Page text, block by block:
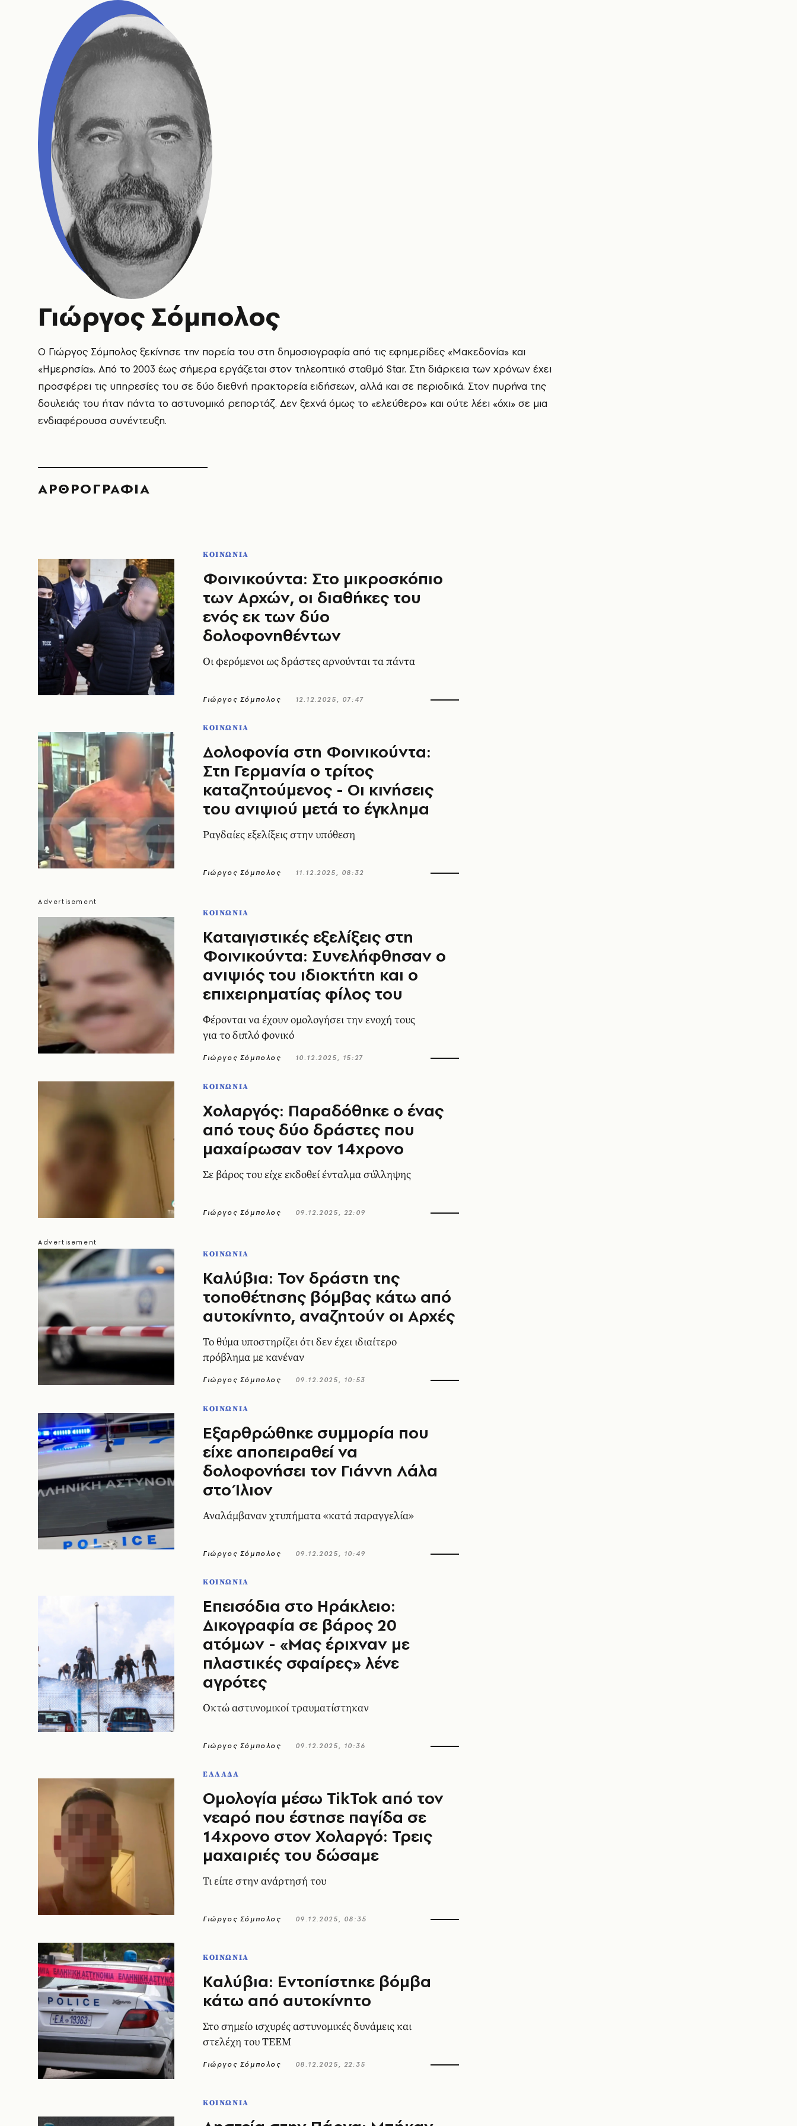
Γιώργος Σόμπολος
Ο Γιώργος Σόμπολος ξεκίνησε την πορεία του στη δημοσιογραφία από τις εφημερίδες «Μακεδονία» και
«Ημερησία». Από το 2003 έως σήμερα εργάζεται στον τηλεοπτικό σταθμό Star. Στη διάρκεια των χρόνων έχει
προσφέρει τις υπηρεσίες του σε δύο διεθνή πρακτορεία ειδήσεων, αλλά και σε περιοδικά. Στον πυρήνα της
δουλειάς του ήταν πάντα το αστυνομικό ρεπορτάζ. Δεν ξεχνά όμως το «ελεύθερο» και ούτε λέει «όχι» σε μια
ενδιαφέρουσα συνέντευξη.
ΑΡΘΡΟΓΡΑΦΙΑ
ΚΟΙΝΩΝΙΑ
Φοινικούντα: Στο μικροσκόπιο
των Αρχών, οι διαθήκες του
ενός εκ των δύο
δολοφονηθέντων
Οι φερόμενοι ως δράστες αρνούνται τα πάντα
Γιώργος Σόμπολος 12.12.2025, 07:47
ΚΟΙΝΩΝΙΑ
Δολοφονία στη Φοινικούντα:
Στη Γερμανία ο τρίτος
καταζητούμενος - Οι κινήσεις
του ανιψιού μετά το έγκλημα
Ραγδαίες εξελίξεις στην υπόθεση
Γιώργος Σόμπολος 11.12.2025, 08:32
ΚΟΙΝΩΝΙΑ
Καταιγιστικές εξελίξεις στη
Φοινικούντα: Συνελήφθησαν ο
ανιψιός του ιδιοκτήτη και ο
επιχειρηματίας φίλος του
Φέρονται να έχουν ομολογήσει την ενοχή τους
για το διπλό φονικό
Γιώργος Σόμπολος 10.12.2025, 15:27
ΚΟΙΝΩΝΙΑ
Χολαργός: Παραδόθηκε ο ένας
από τους δύο δράστες που
μαχαίρωσαν τον 14χρονο
Σε βάρος του είχε εκδοθεί ένταλμα σύλληψης
Γιώργος Σόμπολος 09.12.2025, 22:09
ΚΟΙΝΩΝΙΑ
Καλύβια: Τον δράστη της
τοποθέτησης βόμβας κάτω από
αυτοκίνητο, αναζητούν οι Αρχές
Το θύμα υποστηρίζει ότι δεν έχει ιδιαίτερο
πρόβλημα με κανέναν
Γιώργος Σόμπολος 09.12.2025, 10:53
ΚΟΙΝΩΝΙΑ
Εξαρθρώθηκε συμμορία που
είχε αποπειραθεί να
δολοφονήσει τον Γιάννη Λάλα
στο Ίλιον
Αναλάμβαναν χτυπήματα «κατά παραγγελία»
Γιώργος Σόμπολος 09.12.2025, 10:49
ΚΟΙΝΩΝΙΑ
Επεισόδια στο Ηράκλειο:
Δικογραφία σε βάρος 20
ατόμων - «Μας έριχναν με
πλαστικές σφαίρες» λένε
αγρότες
Οκτώ αστυνομικοί τραυματίστηκαν
Γιώργος Σόμπολος 09.12.2025, 10:36
ΕΛΛΑΔΑ
Ομολογία μέσω TikTok από τον
νεαρό που έστησε παγίδα σε
14χρονο στον Χολαργό: Τρεις
μαχαιριές του δώσαμε
Τι είπε στην ανάρτησή του
Γιώργος Σόμπολος 09.12.2025, 08:35
ΚΟΙΝΩΝΙΑ
Καλύβια: Εντοπίστηκε βόμβα
κάτω από αυτοκίνητο
Στο σημείο ισχυρές αστυνομικές δυνάμεις και
στελέχη του ΤΕΕΜ
Γιώργος Σόμπολος 08.12.2025, 22:35
ΚΟΙΝΩΝΙΑ